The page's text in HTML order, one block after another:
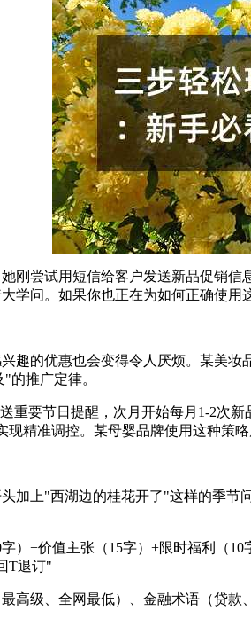
刚尝试用短信给客户发送新品促销
学问。如果你也正在为如何正确使用
趣的优惠也会变得令人厌烦。某美
的推广定律。
重要节日提醒，次月开始每月1-2次
精准调控。某母婴品牌使用这种策略
加上"西湖边的桂花开了"这样的季
）+价值主张（15字）+限时福利（
T退订"
高级、全网最低）、金融术语（贷